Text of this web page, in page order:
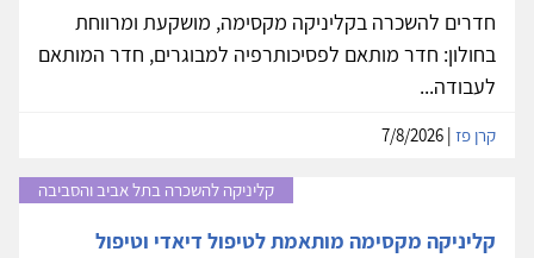
חדרים להשכרה בקליניקה מקסימה, מושקעת ומרווחת
בחולון: חדר מותאם לפסיכותרפיה למבוגרים, חדר המותאם
לעבודה...
קרן פז
קליניקה להשכרה בתל אביב והסביבה
קליניקה מקסימה מותאמת לטיפול דיאדי וטיפול